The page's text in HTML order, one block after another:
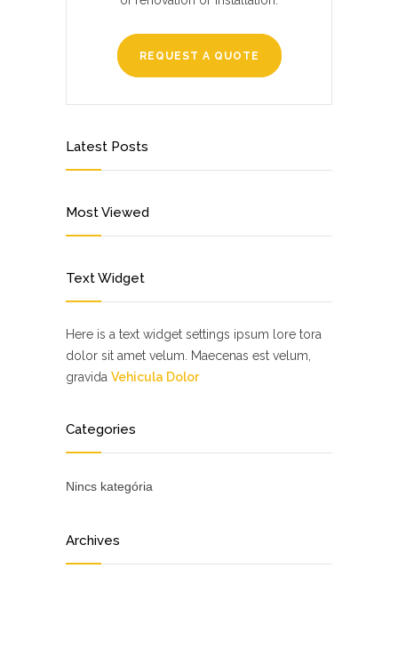
REQUEST A QUOTE
Latest Posts
Most Viewed
Text Widget
Here is a text widget settings ipsum lore tora
dolor sit amet velum. Maecenas est velum,
gravida Vehicula Dolor
Categories
Nincs kategória
Archives